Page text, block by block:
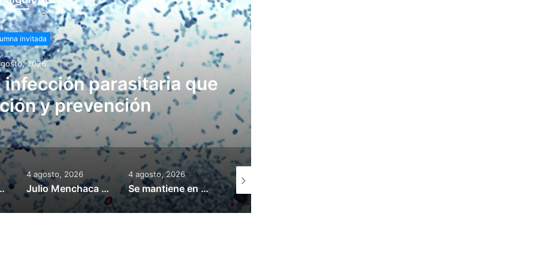
invitada
2026
parasitaria que
y prevención
de desarrollo sustentable
4 agosto, 2026
Julio Menchaca destina más de 175 mdp en obra pública para San Bartolo
4 agosto, 2026
Se mantiene en 16 el número de casos confirmados de gusano barrenador en humanos
3 agosto, 2026